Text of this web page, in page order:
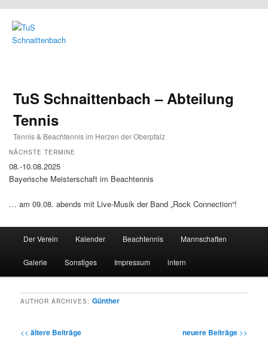
TuS Schnaittenbach – Abteilung
Tennis
Tennis & Beachtennis im Herzen der Oberpfalz
NÄCHSTE TERMINE
08.-10.08.2025
Bayerische Meisterschaft im Beachtennis
… am 09.08. abends mit Live-Musik der Band „Rock Connection“!
Skip to primary content
Skip to secondary content
Der Verein Kalender Beachtennis Mannschaften
Galerie Sonstiges Impressum intern
AUTHOR ARCHIVES:Günther
Post navigation
<< ältere Beiträge neuere Beiträge >>